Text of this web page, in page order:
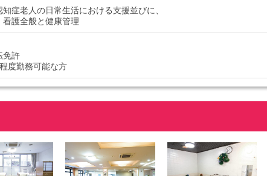
症老人の日常生活における支援並びに、
看護全般と健康管理
免許
度勤務可能な方